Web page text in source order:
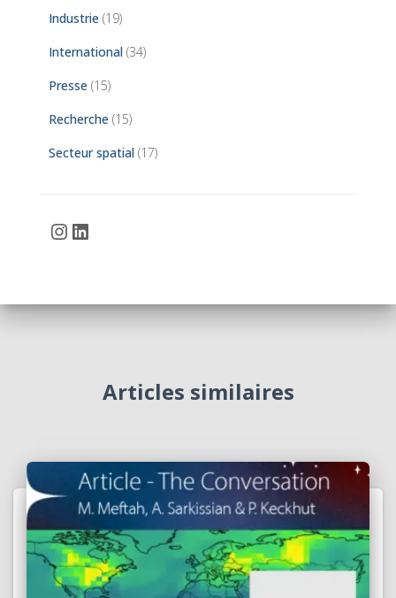
Industrie (19)
International (34)
Presse (15)
Recherche (15)
Secteur spatial (17)
InstagramLinkedIn
Articles similaires